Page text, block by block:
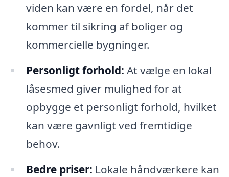
viden kan være en fordel, når det
kommer til sikring af boliger og
kommercielle bygninger.
Personligt forhold: At vælge en lokal
låsesmed giver mulighed for at
opbygge et personligt forhold, hvilket
kan være gavnligt ved fremtidige
behov.
Bedre priser: Lokale håndværkere kan